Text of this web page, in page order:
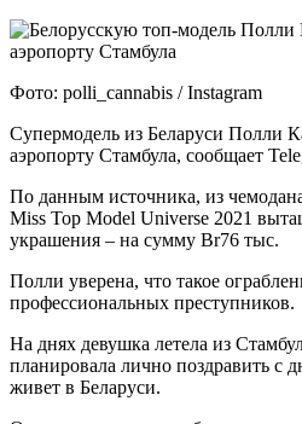
Фото: polli_cannabis / Instagram
Супермодель из Беларуси Полли
аэропорту Стамбула, сообщает
По данным источника, из
Miss Top Model Universe 2021
украшения – на сумму Br76 тыс.
Полли уверена, что такое
профессиональных преступников.
На днях девушка летела из
планировала лично поздравить с
живет в Беларуси.